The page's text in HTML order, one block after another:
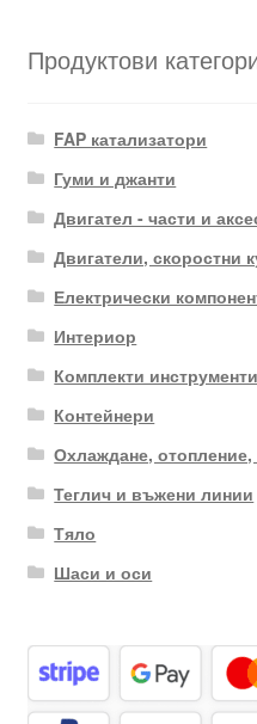
Продуктови
FAP катализатори
Гуми и джанти
Двигател - части и
Двигатели, скоростни
Електрически
Интериор
Комплекти инструменти
Контейнери
Охлаждане,
Теглич и въжени линии
Тяло
Шаси и оси